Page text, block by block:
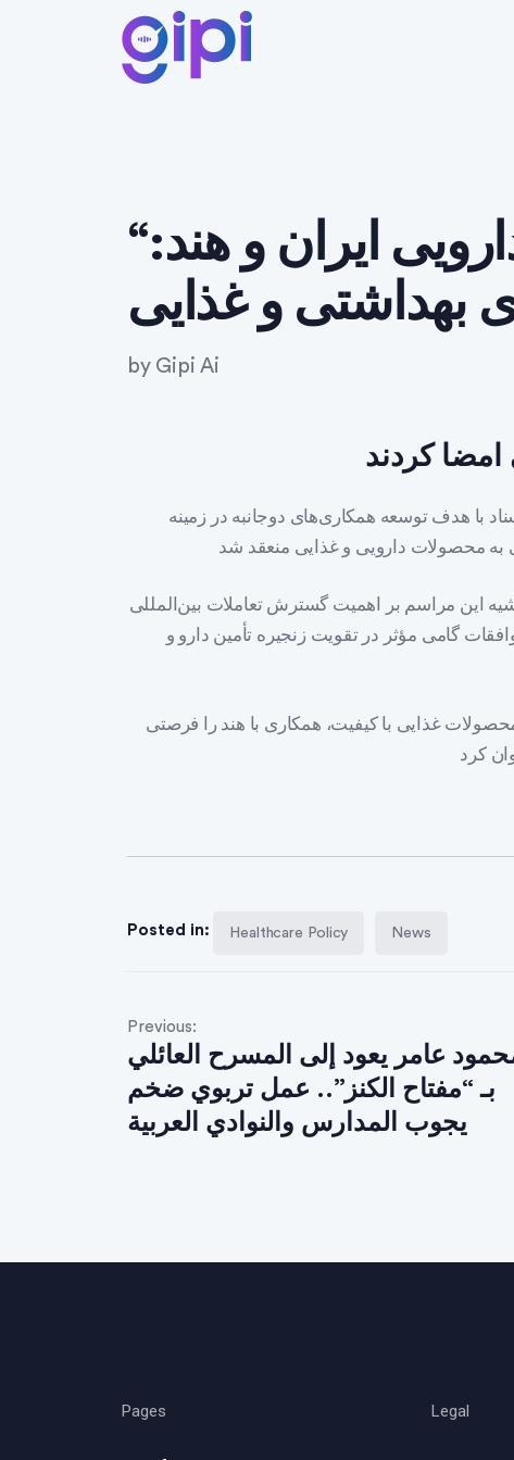
“همکاری دارویی ایران و هند:
by Gipi Ai
امضا کردند
با هدف توسعه همکاری‌های دوجانبه در زمینه
این مراسم بر اهمیت گسترش تعاملات بین‌المللی
گامی مؤثر در تقویت زنجیره تأمین دارو و
غذایی با کیفیت، همکاری با هند را فرصتی
Posted in: Healthcare Policy News
Previous:
عامر يعود إلى المسرح العائلي
بـ “مفتاح الكنز”.. عمل تربوي ضخم
يجوب المدارس والنوادي العربية
Pages Legal